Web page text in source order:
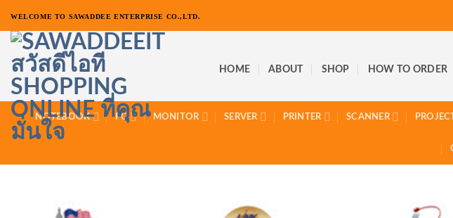
ยัง
เนื้อหา
WELCOME TO SAWADDEE ENTERPRISE CO.,LTD.
HOME ABOUT SHOP HOW TO ORDER
NOTEBOOK PC MONITOR SERVER PRINTER SCANNER